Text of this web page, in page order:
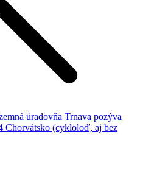
úradovňa Trnava pozýva
Chorvátsko (cykloloď, aj bez